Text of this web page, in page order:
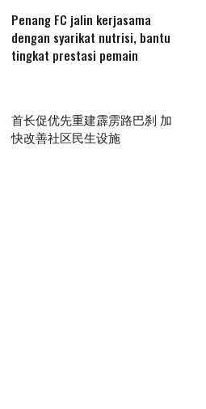
Penang FC jalin kerjasama
dengan syarikat nutrisi, bantu
tingkat prestasi pemain
首长促优先重建霹雳路巴刹 加
快改善社区民生设施